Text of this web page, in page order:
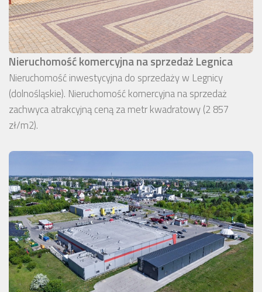
Nieruchomość komercyjna na sprzedaż Legnica
Nieruchomość inwestycyjna do sprzedaży w Legnicy
(dolnośląskie). Nieruchomość komercyjna na sprzedaż
zachwyca atrakcyjną ceną za metr kwadratowy (2 857
zł/m2).